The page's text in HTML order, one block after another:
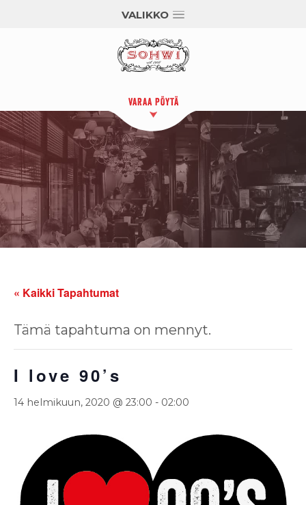
VALIKKO
VARAA PÖYTÄ
« Kaikki Tapahtumat
Tämä tapahtuma on mennyt.
I love 90’s
14 helmikuun, 2020 @ 23:00 - 02:00